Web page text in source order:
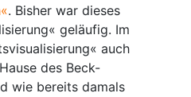
. Bisher war dieses
geläufig. Im
auch
des Beck-
wie bereits damals